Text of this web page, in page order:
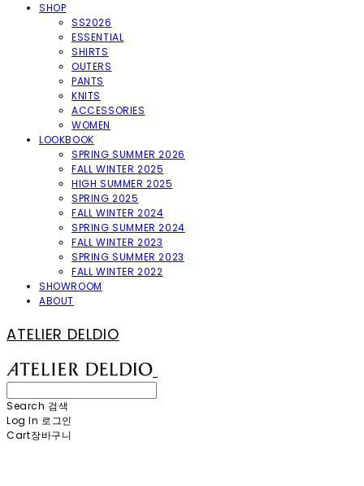
SHOP
SS2026
ESSENTIAL
SHIRTS
OUTERS
PANTS
KNITS
ACCESSORIES
WOMEN
LOOKBOOK
SPRING SUMMER 2026
FALL WINTER 2025
HIGH SUMMER 2025
SPRING 2025
FALL WINTER 2024
SPRING SUMMER 2024
FALL WINTER 2023
SPRING SUMMER 2023
FALL WINTER 2022
SHOWROOM
ABOUT
ATELIER DELDIO
Search 검색
Log In 로그인
Cart장바구니